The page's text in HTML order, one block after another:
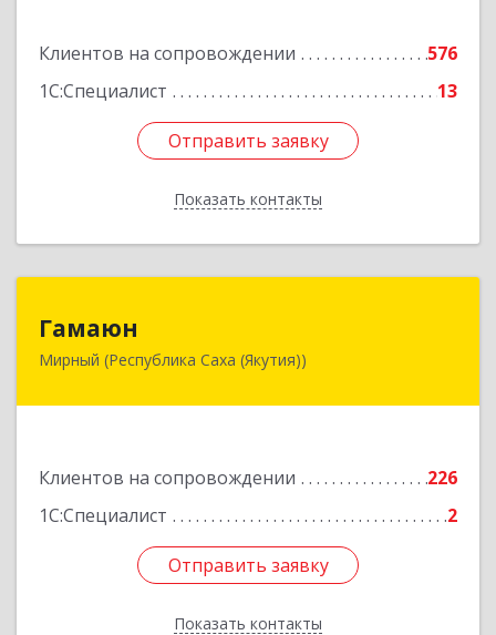
Клиентов на сопровождении
576
1С:Специалист
13
Отправить заявку
Показать контакты
Отправить заявку
Назад
Гамаюн
Мирный (Республика Саха (Якутия))
Клиентов на сопровождении
226
1С:Специалист
2
Отправить заявку
Показать контакты
678170, Саха /Якутия/ Респ, Мирнинский у,
Подробнее
Отправить заявку
Назад